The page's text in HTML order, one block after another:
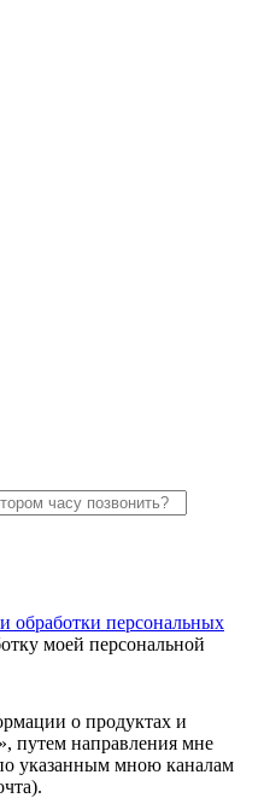
обработки персональных
моей персональной
о продуктах и
путем направления мне
указанным мною каналам